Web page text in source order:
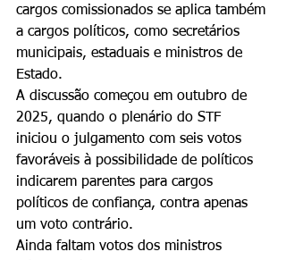
cargos comissionados se aplica também
a cargos políticos, como secretários
municipais, estaduais e ministros de
Estado.
A discussão começou em outubro de
2025, quando o plenário do STF
iniciou o julgamento com seis votos
favoráveis à possibilidade de políticos
indicarem parentes para cargos
políticos de confiança, contra apenas
um voto contrário.
Ainda faltam votos dos ministros